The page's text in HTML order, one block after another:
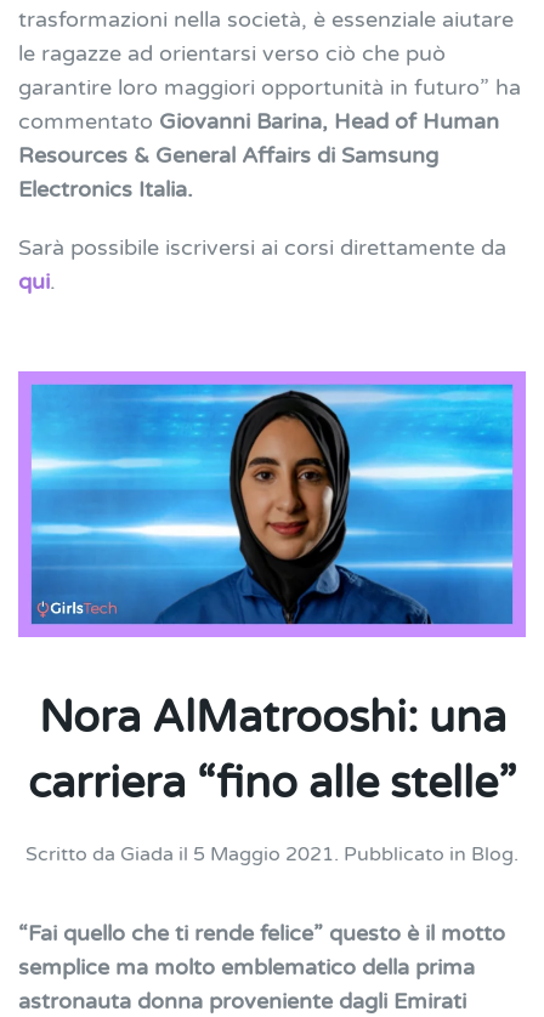
trasformazioni nella società, è essenziale aiutare
le ragazze ad orientarsi verso ciò che può
garantire loro maggiori opportunità in futuro” ha
commentato Giovanni Barina, Head of Human
Resources & General Affairs di Samsung
Electronics Italia.
Sarà possibile iscriversi ai corsi direttamente da
qui.
Nora AlMatrooshi: una
carriera “fino alle stelle”
Scritto da Giada il 5 Maggio 2021. Pubblicato in Blog.
“Fai quello che ti rende felice” questo è il motto
semplice ma molto emblematico della prima
astronauta donna proveniente dagli Emirati